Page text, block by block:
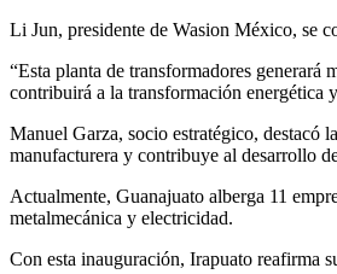
Li Jun, presidente de Wasion México, se
“Esta planta de transformadores
contribuirá a la transformación energética
Manuel Garza, socio estratégico, destacó
manufacturera y contribuye al desarrollo
Actualmente, Guanajuato alberga 11
metalmecánica y electricidad.
Con esta inauguración, Irapuato reafirma